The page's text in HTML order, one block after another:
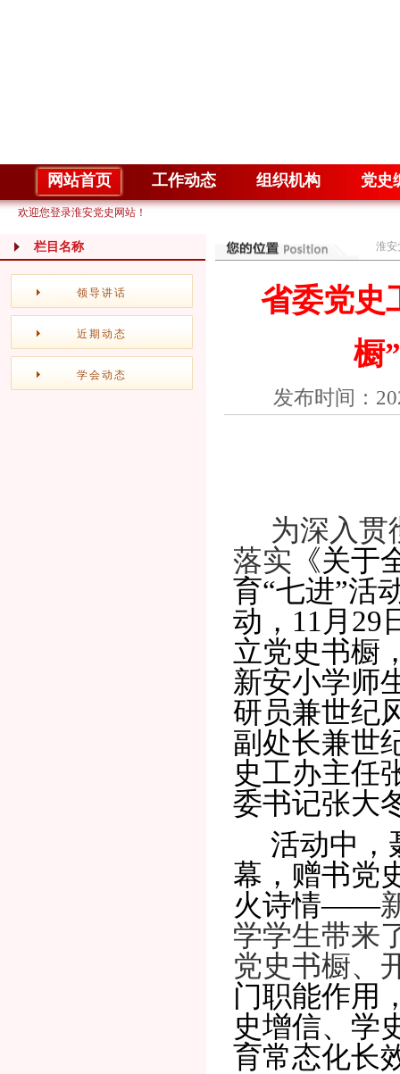
网站首页 工作动态 组织机构 党史
欢迎您登录淮安党史网站！
栏目名称
领导讲话
近期动态
学会动态
淮安
省委党史
橱
发布时间：
为深入贯
落实 《关
育“七进”活
动，11月29
立党史书橱
新安小学师
研员兼世纪
副处长兼世
史工办主任
委书记张大
活动中，
幕，赠书党
火诗情——
学学生带来
党史书橱、
门职能作用
史增信、学
育常态化长